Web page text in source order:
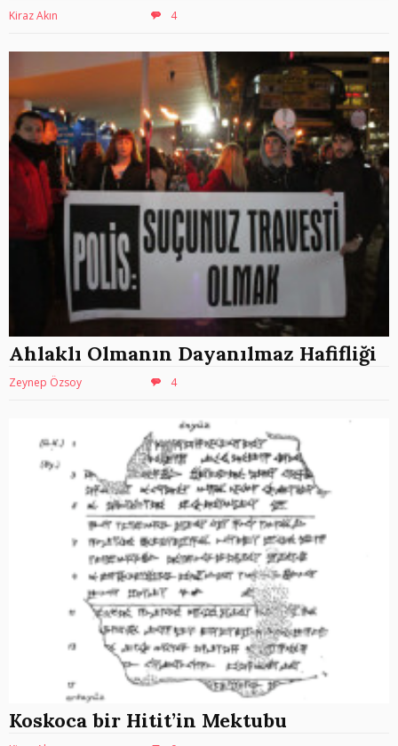
Kiraz Akın 4
Ahlaklı Olmanın Dayanılmaz Hafifliği
Zeynep Özsoy 4
Koskoca bir Hitit’in Mektubu